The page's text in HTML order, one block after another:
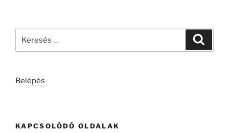
Belépés
KAPCSOLÓDÓ OLDALAK